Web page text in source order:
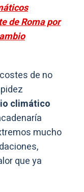
de Roma por
de no
climático
mucho
que ya